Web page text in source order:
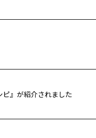
』が紹介されました